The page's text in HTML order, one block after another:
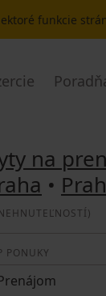
funkcie
na
•
)
PONUKY